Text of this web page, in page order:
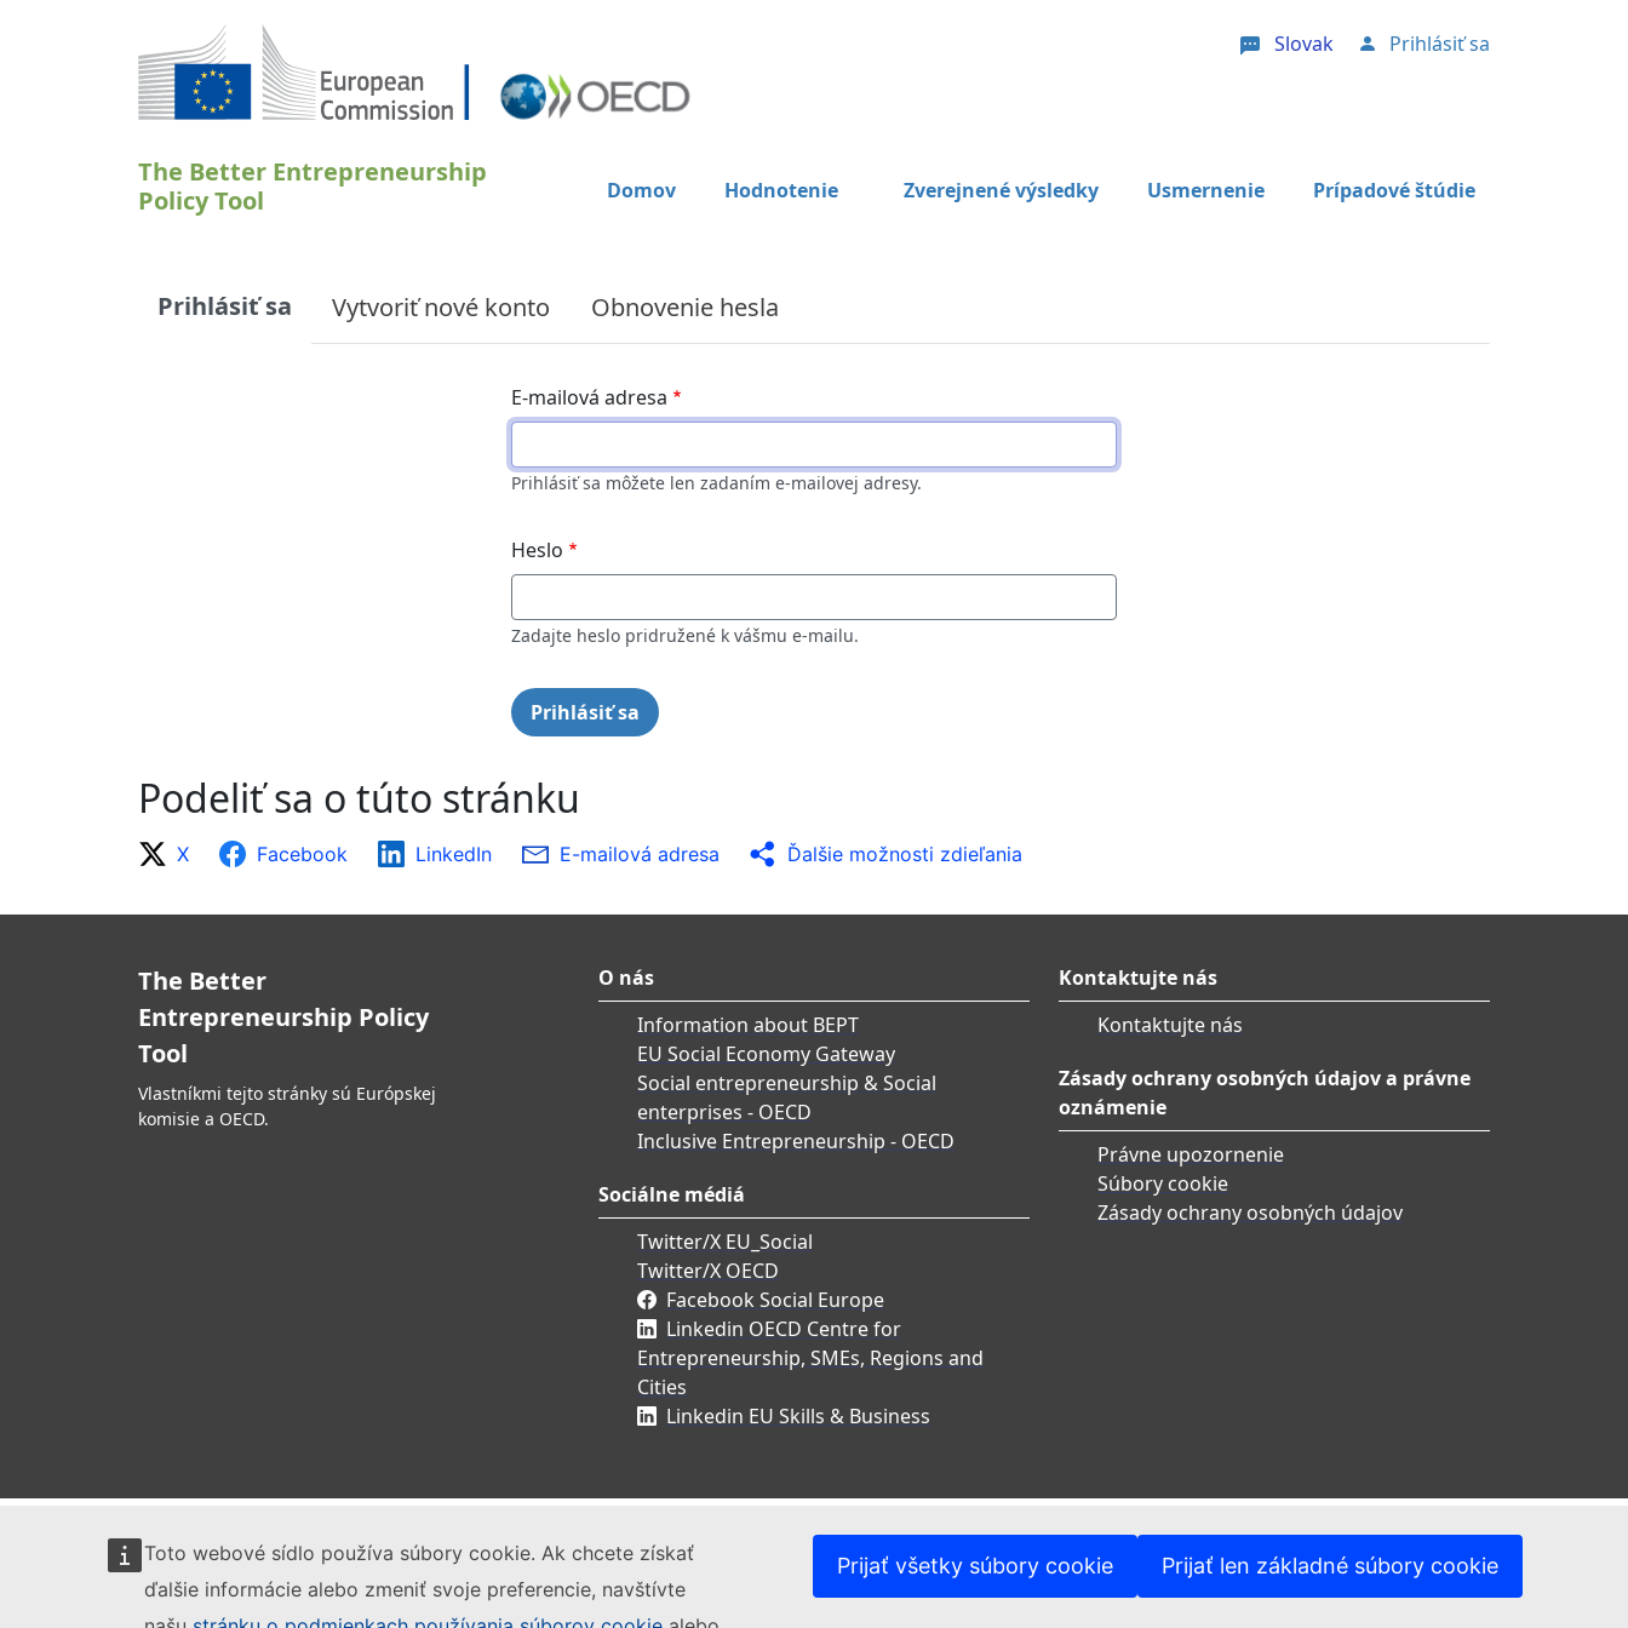
Skočiť na hlavný obsah
Toto webové sídlo používa súbory cookie. Ak chcete získať
ďalšie informácie alebo zmeniť svoje preferencie, navštívte
Prijať všetky súbory cookie Prijať len základné súbory cookie
Slovak User account menu
Prihlásiť sa
The Better Entrepreneurship
Policy Tool
Domov Hodnotenie Zverejnené výsledky Usmernenie Prípadové štúdie
Primary tabs
Prihlásiť sa Vytvoriť nové konto Obnovenie hesla
E-mailová adresa
Prihlásiť sa môžete len zadaním e-mailovej adresy.
Heslo
Zadajte heslo pridružené k vášmu e-mailu.
Podeliť sa o túto stránku
X Facebook LinkedIn E-mailová adresa Ďalšie možnosti zdieľania
The Better
Entrepreneurship Policy
Tool
Vlastníkmi tejto stránky sú Európskej
komisie a OECD.
O nás
Information about BEPT
EU Social Economy Gateway
Social entrepreneurship & Social
enterprises - OECD
Inclusive Entrepreneurship - OECD
Sociálne médiá
Twitter/X EU_Social
Twitter/X OECD
Facebook Social Europe
Linkedin OECD Centre for
Entrepreneurship, SMEs, Regions and
Cities
Linkedin EU Skills & Business
Kontaktujte nás
Kontaktujte nás
Zásady ochrany osobných údajov a právne
oznámenie
Právne upozornenie
Súbory cookie
Zásady ochrany osobných údajov